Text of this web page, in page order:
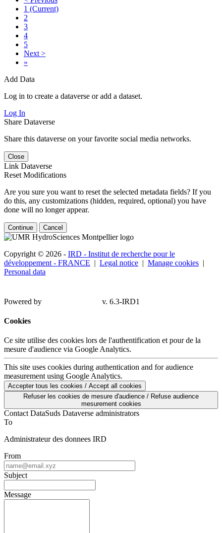
1 (Current)
2
3
4
5
Next >
»
Add Data
Log in to create a dataverse or add a dataset.
Log In
Share Dataverse
Share this dataverse on your favorite social media networks.
Close
Link Dataverse
Reset Modifications
Are you sure you want to reset the selected metadata fields? If you
do this, any customizations (hidden, required, optional) you have
done will no longer appear.
Continue Cancel
Copyright © 2026 - IRD - Institut de recherche pour le
développement - FRANCE | Legal notice | Manage cookies |
Personal data
Powered by v. 6.3-IRD1
Cookies
Ce site utilise des cookies lors de l'authentification et pour de la
mesure d'audience via Google Analytics.
This site uses cookies during authentication and for audience
measurement using Google Analytics.
Accepter tous les cookies / Accept all cookies
Refuser les cookies de mesure d'audience / Refuse audience
mesurement cookies
Contact DataSuds Dataverse administrators
To
Administrateur des donnees IRD
From
Subject
Message